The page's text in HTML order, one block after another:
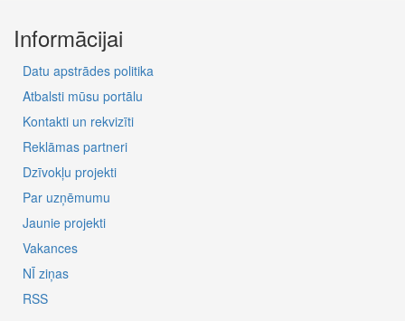
Informācijai
Datu apstrādes politika
Atbalsti mūsu portālu
Kontakti un rekvizīti
Reklāmas partneri
Dzīvokļu projekti
Par uzņēmumu
Jaunie projekti
Vakances
NĪ ziņas
RSS